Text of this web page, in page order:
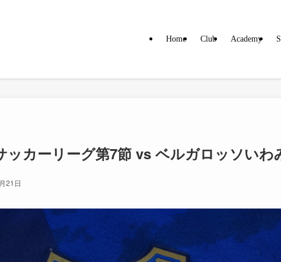
Home Club Academy
ッカーリーグ第7節 vs ベルガロッソいわ
21日